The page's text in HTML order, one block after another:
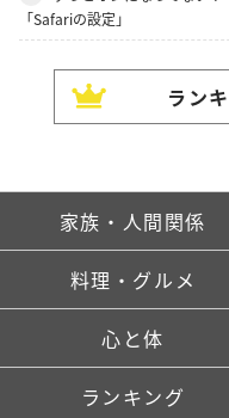
「Safariの設定」
ラン
家族・人間関係
料理・グルメ
心と体
ランキング